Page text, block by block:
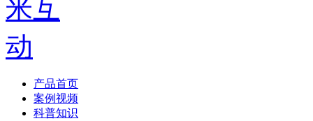
产品首页
案例视频
科普知识